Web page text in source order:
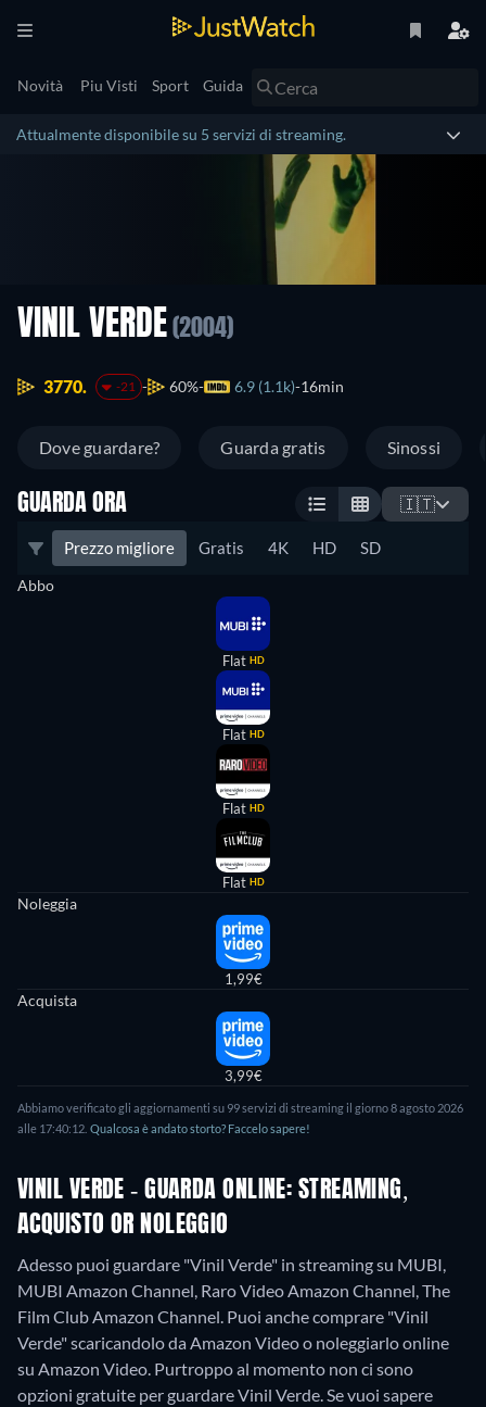
Novità Piu Visti Sport Guida
Attualmente disponibile su 5 servizi di streaming.
VINIL VERDE (2004)
3770. -21 60% 6.9 (1.1k) 16min
Dove guardare? Guarda gratis Sinossi
GUARDA ORA 🇮🇹
Prezzo migliore Gratis 4K HD SD
Abbo
Flat HD
Flat HD
Flat HD
Flat HD
Noleggia
1,99€
Acquista
3,99€
Abbiamo verificato gli aggiornamenti su 99servizi di streaming il giorno8 agosto 2026
alle 17:40:12 Qualcosa è andato storto? Faccelo sapere!
VINIL VERDE - GUARDA ONLINE: STREAMING,
ACQUISTO OR NOLEGGIO
Adesso puoi guardare "Vinil Verde" in streaming su MUBI,
MUBI Amazon Channel, Raro Video Amazon Channel, The
Film Club Amazon Channel. Puoi anche comprare "Vinil
Verde" scaricandolo da Amazon Video o noleggiarlo online
su Amazon Video. Purtroppo al momento non ci sono
opzioni gratuite per guardare Vinil Verde. Se vuoi sapere